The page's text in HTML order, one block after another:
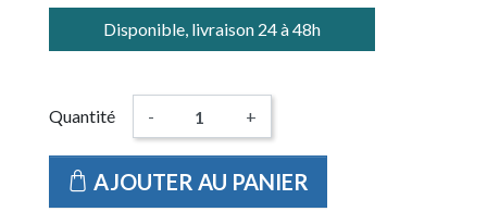
Disponible, livraison 24 à 48h
Quantité - +
AJOUTER AU PANIER